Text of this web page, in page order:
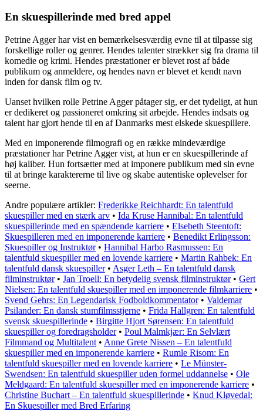
En skuespillerinde med bred appel
Petrine Agger har vist en bemærkelsesværdig evne til at tilpasse sig
forskellige roller og genrer. Hendes talenter strækker sig fra drama til
komedie og krimi. Hendes præstationer er blevet rost af både
publikum og anmeldere, og hendes navn er blevet et kendt navn
inden for dansk film og tv.
Uanset hvilken rolle Petrine Agger påtager sig, er det tydeligt, at hun
er dedikeret og passioneret omkring sit arbejde. Hendes indsats og
talent har gjort hende til en af Danmarks mest elskede skuespillere.
Med en imponerende filmografi og en række mindeværdige
præstationer har Petrine Agger vist, at hun er en skuespillerinde af
høj kaliber. Hun fortsætter med at imponere publikum med sin evne
til at bringe karaktererne til live og skabe autentiske oplevelser for
seerne.
Andre populære artikler: Frederikke Reichhardt: En talentfuld
skuespiller med en stærk arv • Ida Kruse Hannibal: En talentfuld
skuespillerinde med en spændende karriere • Elsebeth Steentoft:
Skuespilleren med en imponerende karriere • Benedikt Erlingsson:
Skuespiller og Instruktør• Hannibal Harbo Rasmussen: En
talentfuld skuespiller med en lovende karriere • Martin Rahbek: En
talentfuld dansk skuespiller• Asger Leth – En talentfuld dansk
filminstruktør• Jan Troell: En betydelig svensk filminstruktør• Gert
Nielsen: En talentfuld skuespiller med en imponerende filmkarriere •
Svend Gehrs: En Legendarisk Fodboldkommentator• Valdemar
Psilander: En dansk stumfilmsstjerne • Frida Hallgren: En talentfuld
svensk skuespillerinde • Birgitte Hjort Sørensen: En talentfuld
skuespiller og foredragsholder• Poul Malmkjær: En Selvlært
Filmmand og Multitalent • Anne Grete Nissen – En talentfuld
skuespiller med en imponerende karriere • Rumle Risom: En
talentfuld skuespiller med en lovende karriere • Le Münster-
Swendsen: En talentfuld skuespiller uden formel uddannelse • Ole
Meldgaard: En talentfuld skuespiller med en imponerende karriere •
Christine Buchart – En talentfuld skuespillerinde • Knud Kløvedal:
En Skuespiller med Bred Erfaring